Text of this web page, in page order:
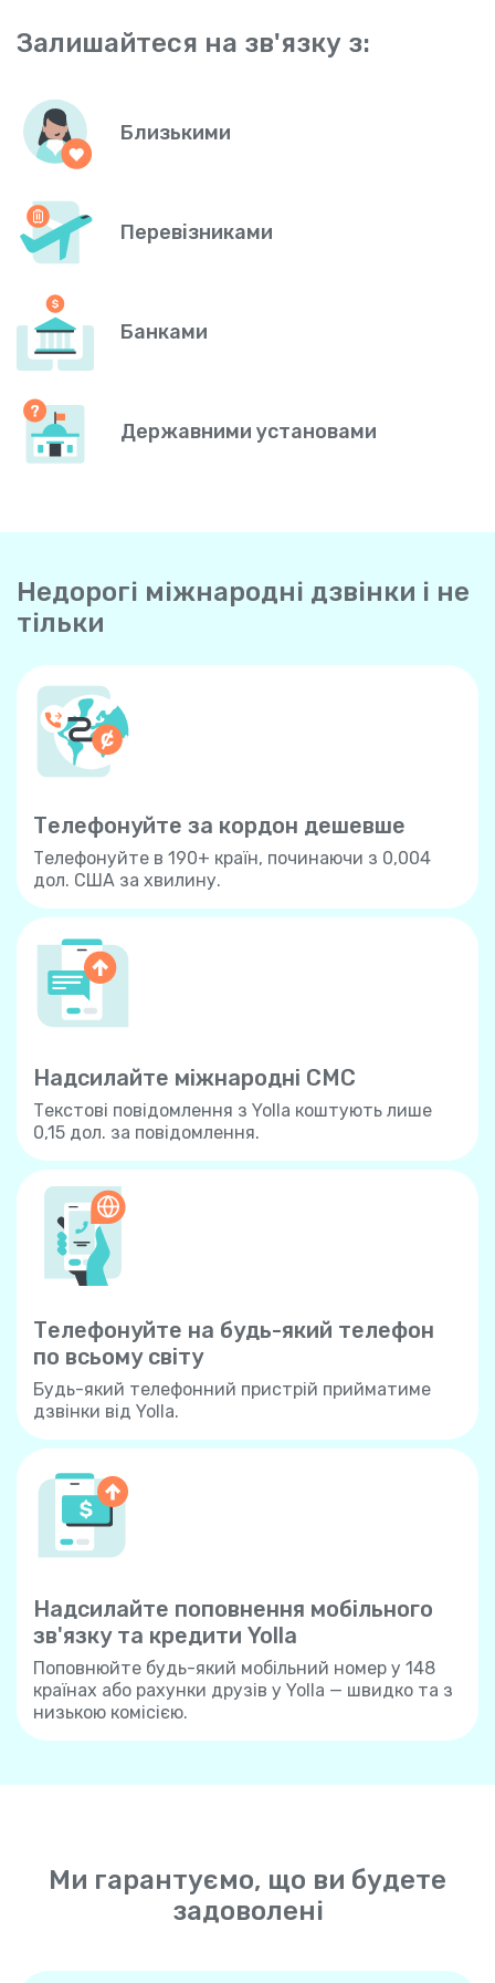
Залишайтеся на зв'язку з:
Близькими
Перевізниками
Банками
Державними установами
Недорогі міжнародні дзвінки і не
тільки
Телефонуйте за кордон дешевше
Телефонуйте в 190+ країн, починаючи з 0,004
дол. США за хвилину.
Надсилайте міжнародні СМС
Текстові повідомлення з Yolla коштують лише
0,15 дол. за повідомлення.
Телефонуйте на будь-який телефон
по всьому свiту
Будь-який телефонний пристрій прийматиме
дзвінки від Yolla.
Надсилайте поповнення мобільного
зв'язку та кредити Yolla
Поповнюйте будь-який мобільний номер у 148
країнах або рахунки друзів у Yolla — швидко та з
низькою комісією.
Ми гарантуємо, що ви будете
задоволені